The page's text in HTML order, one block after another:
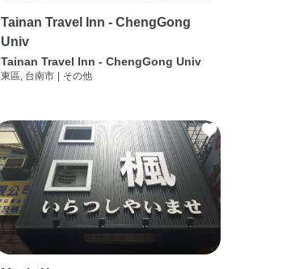
Tainan Travel Inn - ChengGong
Univ
Tainan Travel Inn - ChengGong Univ
東區, 台南市 その他